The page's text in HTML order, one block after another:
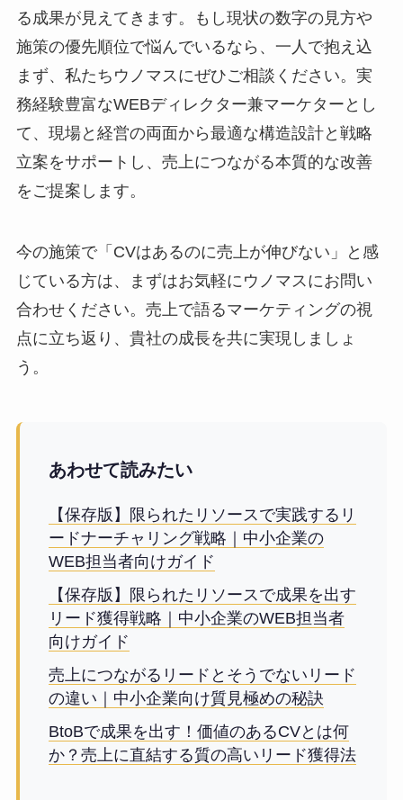
る成果が見えてきます。もし現状の数字の見方や
施策の優先順位で悩んでいるなら、一人で抱え込
まず、私たちウノマスにぜひご相談ください。実
務経験豊富なWEBディレクター兼マーケターとし
て、現場と経営の両面から最適な構造設計と戦略
立案をサポートし、売上につながる本質的な改善
をご提案します。
今の施策で「CVはあるのに売上が伸びない」と感
じている方は、まずはお気軽にウノマスにお問い
合わせください。売上で語るマーケティングの視
点に立ち返り、貴社の成長を共に実現しましょ
う。
あわせて読みたい
【保存版】限られたリソースで実践するリ
ードナーチャリング戦略｜中小企業の
WEB担当者向けガイド
【保存版】限られたリソースで成果を出す
リード獲得戦略｜中小企業のWEB担当者
向けガイド
売上につながるリードとそうでないリード
の違い｜中小企業向け質見極めの秘訣
BtoBで成果を出す！価値のあるCVとは何
か？売上に直結する質の高いリード獲得法